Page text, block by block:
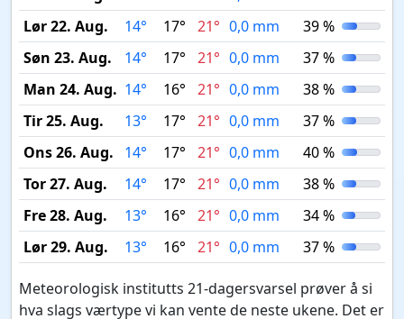
Lør 22. Aug.
14° 17° 21° 0,0 mm
39 %
Søn 23. Aug.
14° 17° 21° 0,0 mm
37 %
Man 24. Aug. 14° 16° 21° 0,0 mm
38 %
Tir 25. Aug.
13° 17° 21° 0,0 mm
37 %
Ons 26. Aug.
14° 17° 21° 0,0 mm
40 %
Tor 27. Aug.
14° 17° 21° 0,0 mm
38 %
Fre 28. Aug.
13° 16° 21° 0,0 mm
34 %
Lør 29. Aug.
13° 16° 21° 0,0 mm 37 %
Meteorologisk institutts 21-dagersvarsel prøver å si
hva slags værtype vi kan vente de neste ukene. Det er